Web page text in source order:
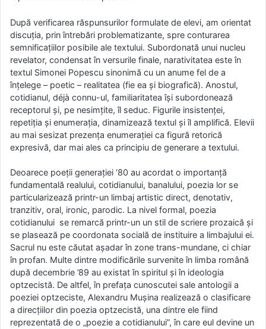
După verificarea răspunsurilor formulate de elevi, am orientat
discuţia, prin întrebări problematizante, spre conturarea
semnificaţiilor posibile ale textului. Subordonată unui nucleu
revelator, condensat în versurile finale, narativitatea este în
textul Simonei Popescu sinonimă cu un anume fel de a
înţelege – poetic – realitatea (fie ea şi biografică). Anostul,
cotidianul, déjà connu-ul, familiaritatea îşi subordonează
receptorul şi, pe nesimţite, îl seduc. Figurile insistenţei,
repetiţia şi enumeraţia, dinamizează textul şi îl amplifică. Elevii
au mai sesizat prezenţa enumeraţiei ca figură retorică
expresivă, dar mai ales ca principiu de generare a textului.
Deoarece poeţii generaţiei ‘80 au acordat o importanţă
fundamentală realului, cotidianului, banalului, poezia lor se
particularizează printr-un limbaj artistic direct, denotativ,
tranzitiv, oral, ironic, parodic. La nivel formal, poezia
cotidianului se remarcă printr-un un stil de scriere prozaică şi
se plasează pe coordonata socială de instituire a limbajului ei.
Sacrul nu este căutat așadar în zone trans-mundane, ci chiar
în profan. Multe dintre modificările survenite în limba română
după decembrie ’89 au existat în spiritul şi în ideologia
optzecistă. De altfel, în prefaţa cunoscutei sale antologii a
poeziei optzeciste, Alexandru Muşina realizează o clasificare
a direcţiilor din poezia optzecistă, una dintre ele fiind
reprezentată de o „poezie a cotidianului”, în care eul devine un